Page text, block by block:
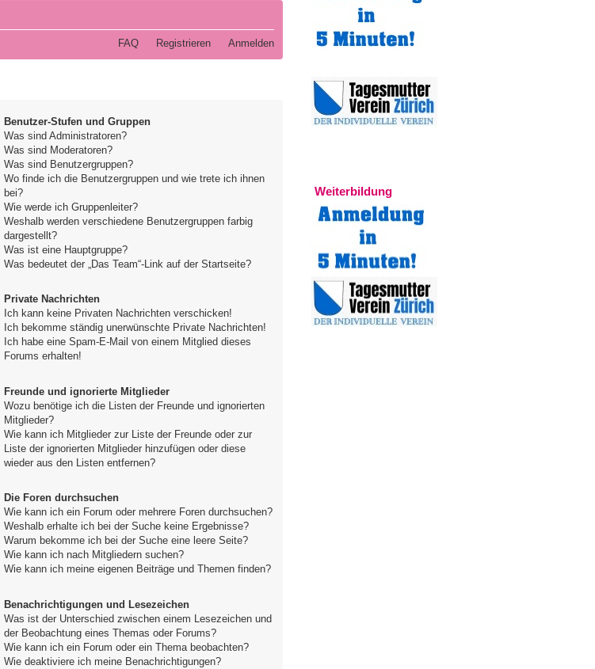
FAQ Registrieren Anmelden
Benutzer-Stufen und Gruppen
Was sind Administratoren?
Was sind Moderatoren?
Was sind Benutzergruppen?
Wo finde ich die Benutzergruppen und wie trete ich ihnen
bei?
Wie werde ich Gruppenleiter?
Weshalb werden verschiedene Benutzergruppen farbig
dargestellt?
Was ist eine Hauptgruppe?
Was bedeutet der „Das Team“-Link auf der Startseite?
Private Nachrichten
Ich kann keine Privaten Nachrichten verschicken!
Ich bekomme ständig unerwünschte Private Nachrichten!
Ich habe eine Spam-E-Mail von einem Mitglied dieses
Forums erhalten!
Freunde und ignorierte Mitglieder
Wozu benötige ich die Listen der Freunde und ignorierten
Mitglieder?
Wie kann ich Mitglieder zur Liste der Freunde oder zur
Liste der ignorierten Mitglieder hinzufügen oder diese
wieder aus den Listen entfernen?
Die Foren durchsuchen
Wie kann ich ein Forum oder mehrere Foren durchsuchen?
Weshalb erhalte ich bei der Suche keine Ergebnisse?
Warum bekomme ich bei der Suche eine leere Seite?
Wie kann ich nach Mitgliedern suchen?
Wie kann ich meine eigenen Beiträge und Themen finden?
Benachrichtigungen und Lesezeichen
Was ist der Unterschied zwischen einem Lesezeichen und
der Beobachtung eines Themas oder Forums?
Wie kann ich ein Forum oder ein Thema beobachten?
Wie deaktiviere ich meine Benachrichtigungen?
Weiterbildung